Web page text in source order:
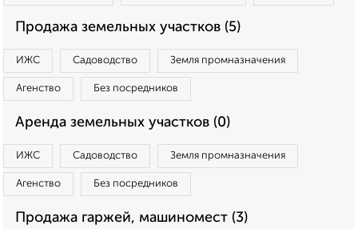
Продажа земельных участков (5)
ИЖС Садоводство Земля промназначения
Агенство Без посредников
Аренда земельных участков (0)
ИЖС Садоводство Земля промназначения
Агенство Без посредников
Продажа гаржей, машиномест (3)